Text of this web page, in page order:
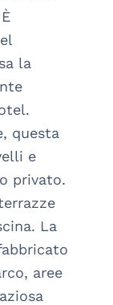
la
questa
e
privato.
La
aree